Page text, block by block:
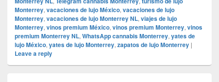
Monterrey, vacaciones de lujo México, vacaciones de lujo
Monterrey, vacaciones de lujo Monterrey NL, viajes de lujo
Monterrey, vinos premium México, vinos premium Monterrey, vinos
premium Monterrey NL, WhatsApp cannabis Monterrey, yates de
lujo México, yates de lujo Monterrey, zapatos de lujo Monterrey |
Leave a reply